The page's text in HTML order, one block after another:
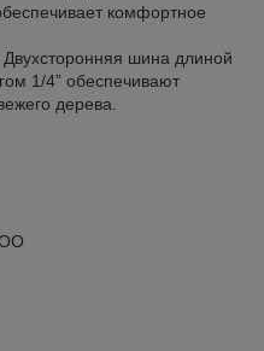
комфортное
шина длиной
1/4” обеспечивают
дерева.